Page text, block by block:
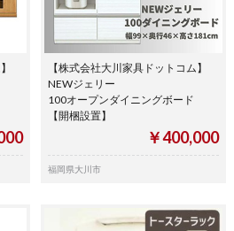
【株式会社大川家具ドットコム】
NEWジェリー
100オープンダイニングボード
【開梱設置】
￥400,000
福岡県大川市